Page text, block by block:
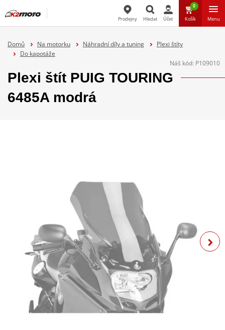
Prodejny Hledat Účet
0
Košík Menu
Domů Na motorku Náhradní díly a tuning
Plexi štíty
Do kapotáže
Náš kód: P109010
Plexi štít PUIG TOURING
6485A modrá